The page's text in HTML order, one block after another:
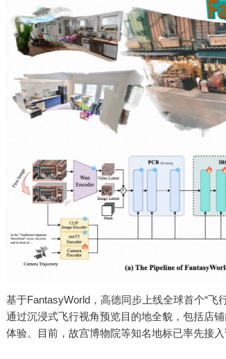
基于FantasyWorld，高德同步上线全球首个“飞
通过沉浸式飞行视角预览目的地全貌，包括店
体验。目前，故宫博物院等知名地标已率先接入